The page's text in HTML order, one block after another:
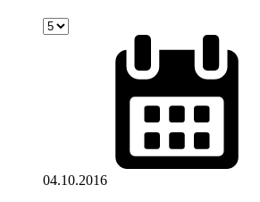
04.10.2016